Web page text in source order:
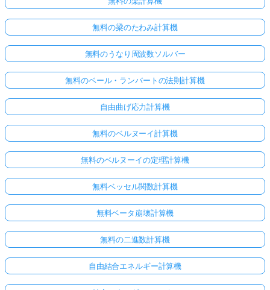
あ
ま
ん
最
初
の
質
問
を
す
る
無料の梁のたわみ計算機
無料のうなり周波数ソルバー
無料のベール・ランバートの法則計算機
自由曲げ応力計算機
無料のベルヌーイ計算機
無料のベルヌーイの定理計算機
無料ベッセル関数計算機
無料ベータ崩壊計算機
無料の二進数計算機
自由結合エネルギー計算機